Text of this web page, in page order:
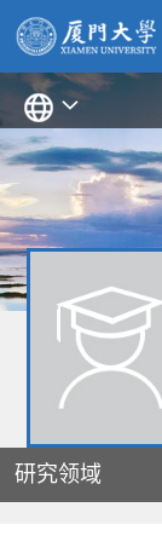
研究领域